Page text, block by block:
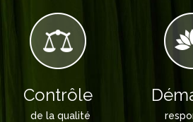
Contrôle
de la qualité